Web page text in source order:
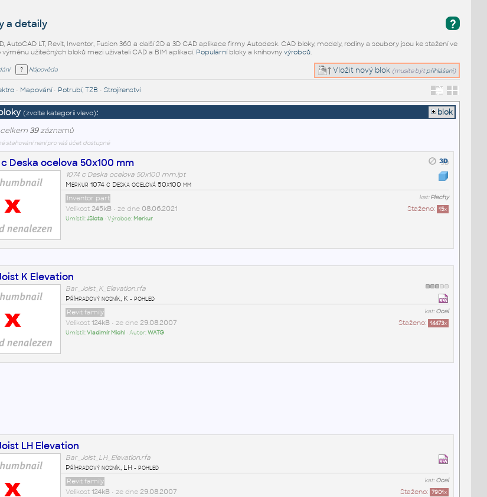
?
a detaily
AutoCAD LT, Revit, Inventor, Fusion 360 a další 2D a 3D CAD aplikace firmy Autodesk. CAD bloky, modely, rodiny a soubory jsou ke stažení ve
výměnu užitečných bloků mezi uživateli CAD a BIM aplikací. Populárníbloky a knihovny výrobců.
Vložit nový blok (musíte být přihlášeni)
Nápověda
• Mapování• Potrubí, TZB • Strojírenství
(zvolte kategorii vlevo):
blok
39záznamů
stahování není pro váš účet dostupné
c Deska ocelova 50x100 mm
1074 c Deska ocelova 50x100 mm.ipt
Merkur 1074 c Deska ocelová 50x100 mm
kat:Plechy
Inventor part
Staženo: 15x
Velikost 245kB• ze dne 08.06.2021
Umístil:JSlota • Výrobce: Merkur
K Elevation
Bar_Joist_K_Elevation.rfa
Příhradový nosník, K - pohled
kat:Ocel
Revit family
Staženo: 14473x
Velikost 124kB• ze dne 29.08.2007
Umístil:Vladimír Michl• Autor:WATG
LH Elevation
Bar_Joist_LH_Elevation.rfa
Příhradový nosník, LH - pohled
kat:Ocel
Revit family
Staženo: 7901x
Velikost 124kB• ze dne 29.08.2007